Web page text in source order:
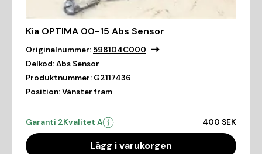
Kia OPTIMA 00-15 Abs Sensor
Originalnummer:598104C000
Delkod:Abs Sensor
Produktnummer: G2117436
Position:Vänster fram
Garanti 2Kvalitet A 400 SEK
Lägg i varukorgen